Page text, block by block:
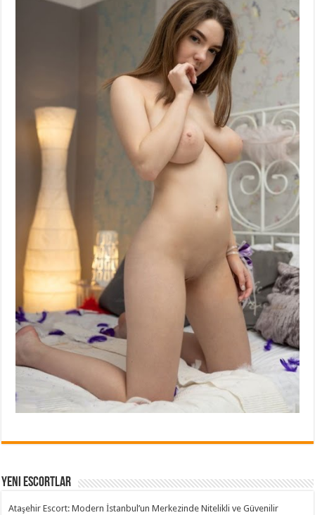
Yeni Escortlar
Ataşehir Escort: Modern İstanbul’un Merkezinde Nitelikli ve Güvenilir